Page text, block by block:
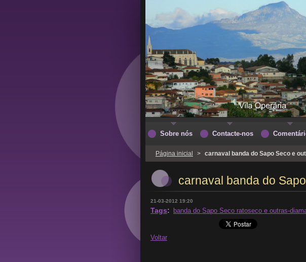
Página inicial > carnaval banda do Sapo Seco e
carnaval banda do
21-03-2012 19:20
Tags: banda do Sapo Seco ratoseco e outras-
Voltar
Sobre nós Contacte-nos